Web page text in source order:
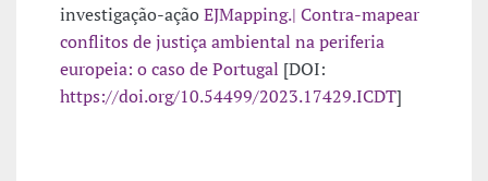
investigação-açãoEJMapping.| Contra-mapear
conflitos de justiça ambiental na periferia
europeia: o caso de Portugal [DOI:
https://doi.org/10.54499/2023.17429.ICDT]